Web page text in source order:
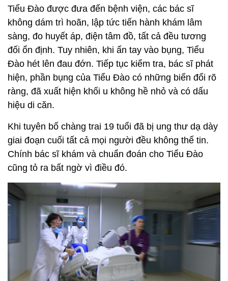
Tiểu Đào được đưa đến bệnh viện, các bác sĩ
không dám trì hoãn, lập tức tiến hành khám lâm
sàng, đo huyết áp, điện tâm đồ, tất cả đều tương
đối ổn định. Tuy nhiên, khi ấn tay vào bụng, Tiểu
Đào hét lên đau đớn. Tiếp tục kiểm tra, bác sĩ phát
hiện, phần bụng của Tiểu Đào có những biến đổi rõ
ràng, đã xuất hiện khối u không hề nhỏ và có dấu
hiệu di căn.
Khi tuyên bố chàng trai 19 tuổi đã bị ung thư dạ dày
giai đoạn cuối tất cả mọi người đều không thể tin.
Chính bác sĩ khám và chuẩn đoán cho Tiểu Đào
cũng tỏ ra bất ngờ vì điều đó.